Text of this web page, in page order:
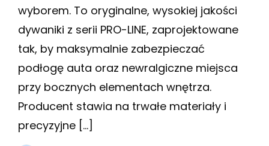
wyborem. To oryginalne, wysokiej jakości
dywaniki z serii PRO-LINE, zaprojektowane
tak, by maksymalnie zabezpieczać
podłogę auta oraz newralgiczne miejsca
przy bocznych elementach wnętrza.
Producent stawia na trwałe materiały i
precyzyjne […]